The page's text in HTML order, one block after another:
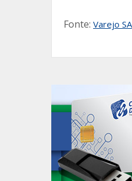
Fonte: Varejo SA